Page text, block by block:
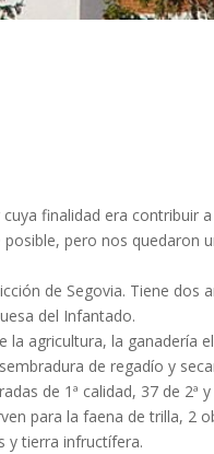
finalidad era contribuir
pero nos
de Segovia. Tiene dos
del Infantado.
agricultura, la ganadería
de regadío y
de 1ª calidad, 37 de 2ª y
para la faena de trilla,
y tierra infructífera.